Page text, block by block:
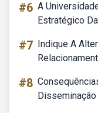
#6 A
Estratégico
#7 Indique A
#8
Disseminação